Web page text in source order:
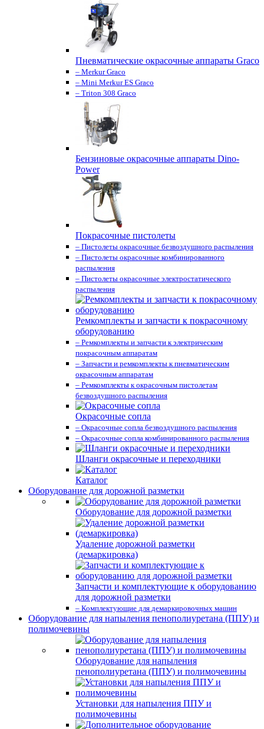
Пневматические окрасочные аппараты Graco
– Merkur Graco
– Mini Merkur ES Graco
– Triton 308 Graco
Бензиновые окрасочные аппараты Dino-
Power
Покрасочные пистолеты
– Пистолеты окрасочные безвоздушного распыления
– Пистолеты окрасочные комбинированного
распыления
– Пистолеты окрасочные электростатического
распыления
Ремкомплекты и запчасти к покрасочному
оборудованию
– Ремкомплекты и запчасти к электрическим
покрасочным аппаратам
– Запчасти и ремкомплекты к пневматическим
окрасочным аппаратам
– Ремкомплекты к окрасочным пистолетам
безвоздушного распыления
Окрасочные сопла
– Окрасочные сопла безвоздушного распыления
– Окрасочные сопла комбинированного распыления
Шланги окрасочные и переходники
Каталог
Оборудование для дорожной разметки
Оборудование для дорожной разметки
Удаление дорожной разметки
(демаркировка)
Запчасти и комплектующие к оборудованию
для дорожной разметки
– Комплектующие для демаркировочных машин
Оборудование для напыления пенополиуретана (ППУ) и
полимочевины
Оборудование для напыления
пенополиуретана (ППУ) и полимочевины
Установки для напыления ППУ и
полимочевины